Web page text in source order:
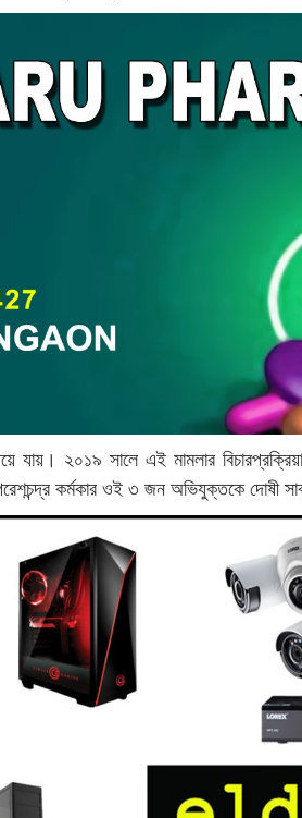
যায়। ২০১৯ সালে এই মামলার
কর্মকার ওই ৩ জন অভিযুক্তকে দোষী